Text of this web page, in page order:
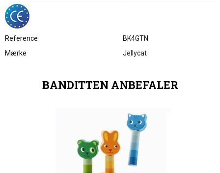
Reference
BK4GTN
Mærke
Jellycat
BANDITTEN ANBEFALER